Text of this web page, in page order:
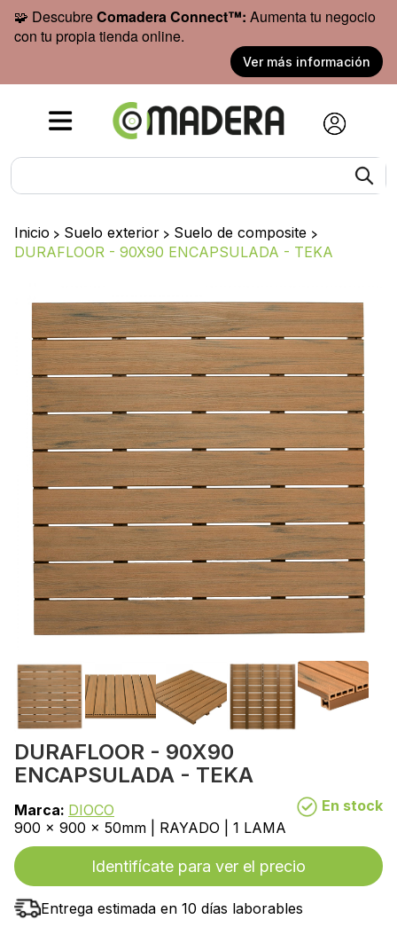
🧩 DescubreComadera Connect™: Aumenta tu negocio
con tu propia tienda online.
Ver más información
Inicio > Suelo exterior > Suelo de composite >
DURAFLOOR - 90X90 ENCAPSULADA - TEKA
DURAFLOOR - 90X90
ENCAPSULADA - TEKA
Marca: DIOCO
En stock
900 x 900 x 50mm | RAYADO | 1 LAMA
Identifícate para ver el precio
Entrega estimada en 10 días laborables